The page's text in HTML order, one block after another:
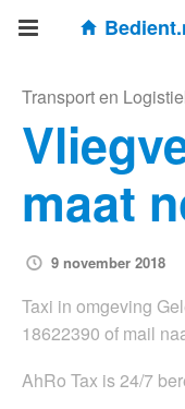
Transport en
maat
9 november 2018
Taxi in omgeving
18622390 of mail
AhRo Tax is 24/7